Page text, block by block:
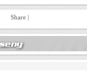
Share |